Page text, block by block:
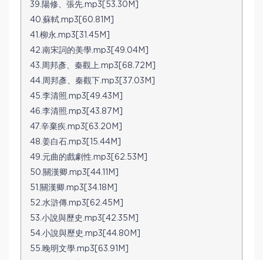
39.陽修、張先.mp3[53.30M]
40.蘇軾.mp3[60.81M]
41.柳永.mp3[31.45M]
42.南宋詞的美學.mp3[49.04M]
43.周邦彥、秦觀上.mp3[68.72M]
44.周邦彥、秦觀下.mp3[37.03M]
45.李清照.mp3[49.43M]
46.李清照.mp3[43.87M]
47.辛棄疾.mp3[63.20M]
48.姜白石.mp3[15.44M]
49.元曲的戲劇性.mp3[62.53M]
50.關漢卿.mp3[44.11M]
51.關漢卿.mp3[34.18M]
52.水滸傳.mp3[62.45M]
53.小說與歷史.mp3[42.35M]
54.小說與歷史.mp3[44.80M]
55.晚明文學.mp3[63.91M]